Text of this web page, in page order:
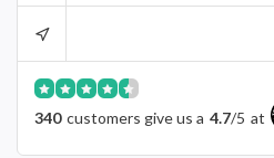
340 customers give us a 4.7/5 at